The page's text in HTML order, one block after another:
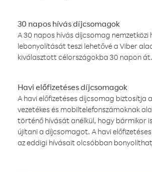
30 napos hívás díjcsomagok
A 30 napos hívás díjcsomag nemzetközi
lebonyolítását teszi lehetővé a Viber
kiválasztott célországokba 30 napon át.
Havi előfizetéses díjcsomagok
A havi előfizetéses díjcsomag biztosítja
vezetékes és mobiltelefonszámoknak
történő hívását anélkül, hogy bármikor
újítani a díjcsomagot. A havi
az eddigi hívásait olcsóbban